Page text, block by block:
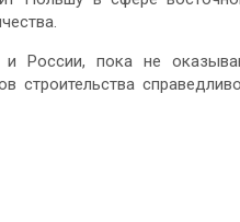
и России, пока не
строительства